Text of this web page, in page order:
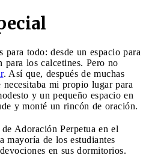
todo: desde un espacio para
los calcetines. Pero no
. Así que, después de muchas
necesitaba mi propio lugar para
y un pequeño espacio en
y monté un rincón de oración.
Adoración Perpetua en el
mayoría de los estudiantes
en sus dormitorios.